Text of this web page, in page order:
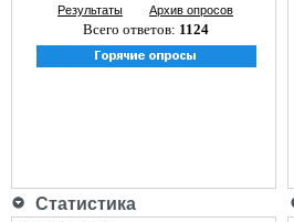
Результаты Архив опросов
Всего ответов: 1124
Статистика